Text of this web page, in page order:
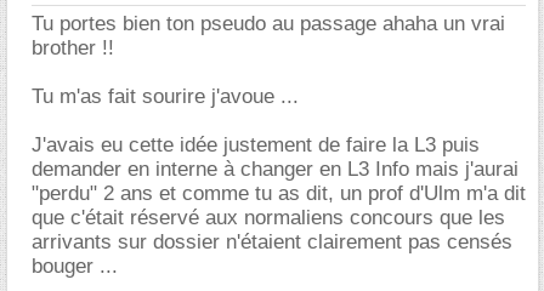
Tu portes bien ton pseudo au passage ahaha un vrai
brother !!
Tu m'as fait sourire j'avoue ...
J'avais eu cette idée justement de faire la L3 puis
demander en interne à changer en L3 Info mais j'aurai
"perdu" 2 ans et comme tu as dit, un prof d'Ulm m'a dit
que c'était réservé aux normaliens concours que les
arrivants sur dossier n'étaient clairement pas censés
bouger ...